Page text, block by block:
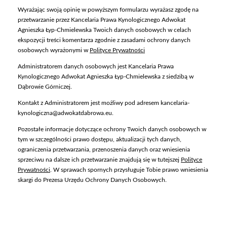
Wyrażając swoją opinię w powyższym formularzu wyrażasz zgodę na
przetwarzanie przez Kancelaria Prawa Kynologicznego Adwokat
Agnieszka Łyp-Chmielewska Twoich danych osobowych w celach
ekspozycji treści komentarza zgodnie z zasadami ochrony danych
osobowych wyrażonymi w Polityce Prywatności
Administratorem danych osobowych jest Kancelaria Prawa
Kynologicznego Adwokat Agnieszka Łyp-Chmielewska z siedzibą w
Dąbrowie Górniczej.
Kontakt z Administratorem jest możliwy pod adresem kancelaria-
kynologiczna@adwokatdabrowa.eu.
Pozostałe informacje dotyczące ochrony Twoich danych osobowych w
tym w szczególności prawo dostępu, aktualizacji tych danych,
ograniczenia przetwarzania, przenoszenia danych oraz wniesienia
sprzeciwu na dalsze ich przetwarzanie znajdują się w tutejszej Polityce
Prywatności. W sprawach spornych przysługuje Tobie prawo wniesienia
skargi do Prezesa Urzędu Ochrony Danych Osobowych.